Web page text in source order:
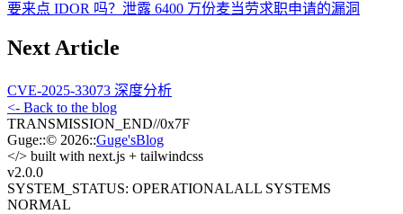
要来点 IDOR 吗？泄露 6400 万份麦当劳求职申请的漏洞
Next Article
CVE-2025-33073 深度分析
<- Back to the blog
TRANSMISSION_END//0x7F
Guge::© 2026::Guge'sBlog
</> built with next.js + tailwindcss
v2.0.0
SYSTEM_STATUS: OPERATIONALALL SYSTEMS
NORMAL